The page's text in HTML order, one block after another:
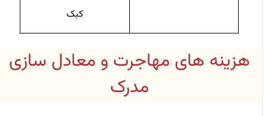
کبک
هزینه ‌های مهاجرت و معادل ‌سازی
مدرک